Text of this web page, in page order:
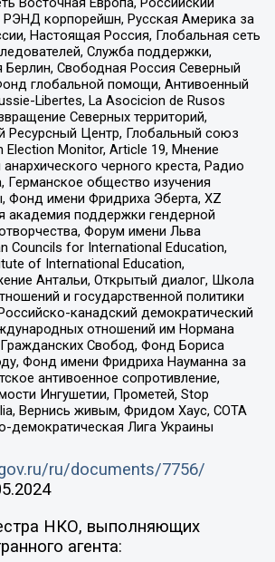
РЭНД корпорейшн, Русская Америка за
Настоящая Россия, Глобальная сеть
Служба поддержки,
Свободная Россия Северный
глобальной помощи, Антивоенный
Libertes, La Asocicion de Rusos
Северных территорий,
Ресурсный Центр, Глобальный союз
Election Monitor, Article 19, Мнение
черного креста, Радио
Германское общество изучения
Фонд имени Фридриха Эберта, XZ
академия поддержки гендерной
Форум имени Льва
Councils for International Education,
of International Education,
Антальи, Открытый диалог, Школа
и государственной политики
канадский демократический
отношений им Нормана
Свобод, Фонд Бориса
Фонд имени Фридриха Науманна за
антивоенное сопротивление,
Ингушетии, Прометей, Stop
Вернись живым, Фридом Хаус, СОТА
демократическая Лига Украины
ru/documents/7756/
НКО, выполняющих
агента: